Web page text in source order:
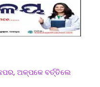
ଅଳ୍ପକେ ବର୍ତ୍ତିଲେ